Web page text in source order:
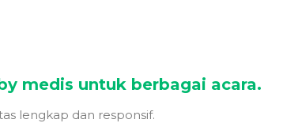
medis untuk berbagai acara.
lengkap dan responsif.